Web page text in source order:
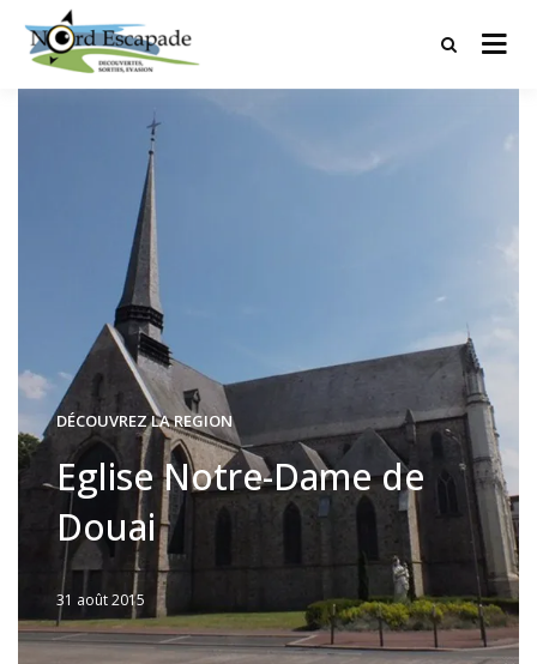
Tourisme et randonnées en Hauts
DÉCOUVREZ LA REGION
Eglise Notre-Dame de
Douai
Written
by
JFLANDRIN
31 août 2015